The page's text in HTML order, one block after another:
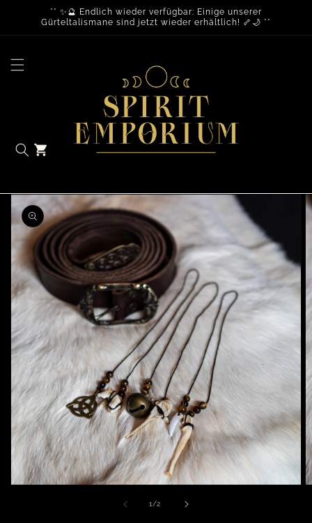
** ✨🔮 Endlich wieder verfügbar: Einige unserer
Gürteltalismane sind jetzt wieder erhältlich! 🦴🌙 **
Warenkorb
1/
von
2